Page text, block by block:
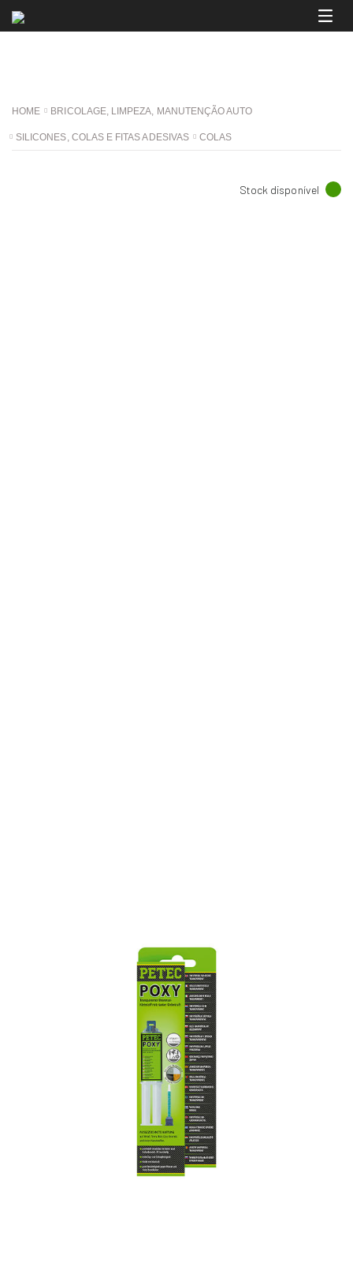
HOME BRICOLAGE, LIMPEZA, MANUTENÇÃO AUTO
SILICONES, COLAS E FITAS ADESIVAS COLAS
Stock disponível